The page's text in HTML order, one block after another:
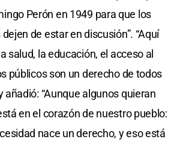
Perón en 1949 para que los
de estar en discusión”. “Aquí
salud, la educación, el acceso al
públicos son un derecho de todos
añadió: “Aunque algunos quieran
en el corazón de nuestro pueblo:
nace un derecho, y eso está